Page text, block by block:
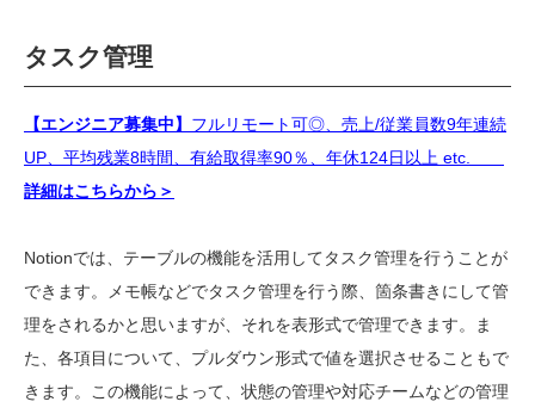
タスク管理
【エンジニア募集中】 フルリモート可◎、売上/従業員数9年連続
UP、平均残業8時間、有給取得率90％、年休124日以上 etc.
詳細はこちらから＞
Notionでは、テーブルの機能を活用してタスク管理を行うことが
できます。メモ帳などでタスク管理を行う際、箇条書きにして管
理をされるかと思いますが、それを表形式で管理できます。ま
た、各項目について、プルダウン形式で値を選択させることもで
きます。この機能によって、状態の管理や対応チームなどの管理